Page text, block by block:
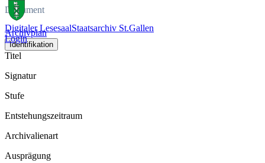
Digitaler LesesaalStaatsarchiv St.Gallen
Login
Dokument
Archivplan
Identifikation
Titel
Signatur
Stufe
Entstehungszeitraum
Archivalienart
Ausprägung